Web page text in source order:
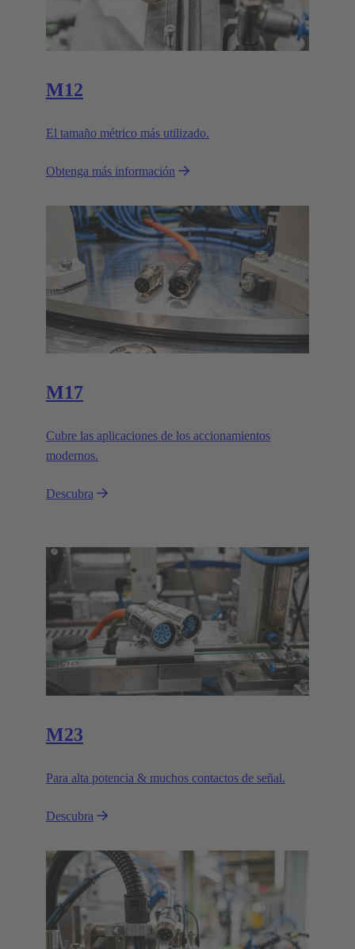
M12
El tamaño métrico más utilizado.
Obtenga más información
M17
Cubre las aplicaciones de los accionamientos
modernos.
Descubra
M23
Para alta potencia & muchos contactos de señal.
Descubra